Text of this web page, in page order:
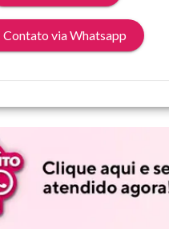
Contato via Whatsapp